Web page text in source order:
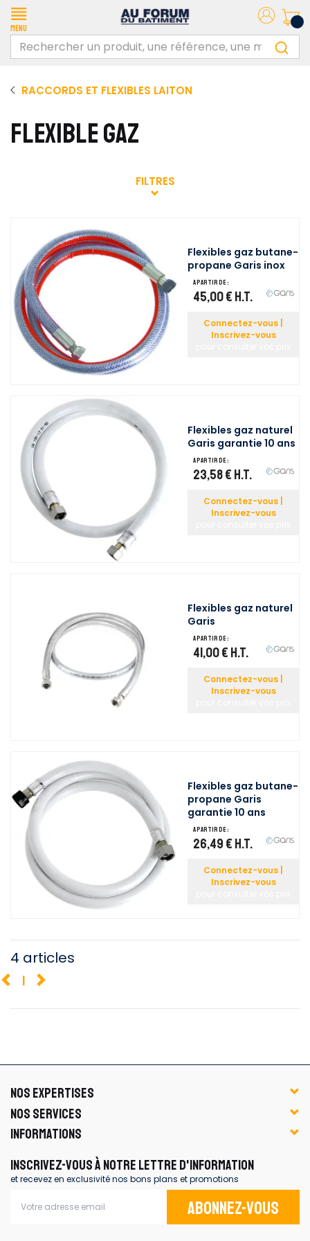
Menu
RACCORDS ET FLEXIBLES LAITON
FLEXIBLE GAZ
FILTRES
Flexibles gaz butane-
propane Garis inox
A partir de :
45,00 € H.T.
Connectez-vous |
Inscrivez-vous
Flexibles gaz naturel
Garis garantie 10 ans
A partir de :
23,58 € H.T.
Connectez-vous |
Inscrivez-vous
Flexibles gaz naturel
Garis
A partir de :
41,00 € H.T.
Connectez-vous |
Inscrivez-vous
Flexibles gaz butane-
propane Garis
garantie 10 ans
A partir de :
26,49 € H.T.
Connectez-vous |
Inscrivez-vous
4 articles
1
NOS EXPERTISES
NOS SERVICES
INFORMATIONS
INSCRIVEZ-VOUS À NOTRE LETTRE D'INFORMATION
et recevez en exclusivité nos bons plans et promotions
Abonnez-vous